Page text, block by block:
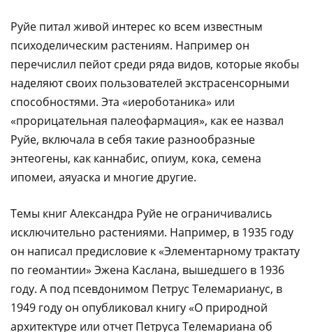
Руйе питал живой интерес ко всем известным
психоделическим растениям. Например он
перечислил пейот среди ряда видов, которые якобы
наделяют своих пользователей экстрасенсорными
способностями. Эта «иероботаника» или
«прорицательная палеофармация», как ее назвал
Руйе, включала в себя такие разнообразные
энтеогены, как каннабис, опиум, кока, семена
ипомеи, аяуаска и многие другие.
Темы книг Александра Руйе не ограничивались
исключительно растениями. Например, в 1935 году
он написал предисловие к «Элементарному трактату
по геомантии» Эжена Каслана, вышедшего в 1936
году. А под псевдонимом Петрус Телемарианус, в
1949 году он опубликовал книгу «О природной
архитектуре или отчет Петруса Телемариана об